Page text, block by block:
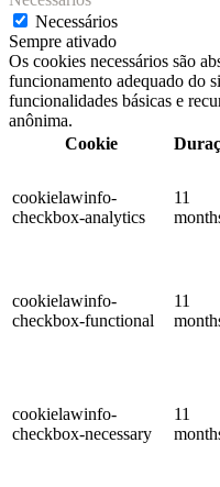
Necessários
Sempre ativado
Os cookies necessários são
funcionamento adequado do
funcionalidades básicas e
anônima.
Cookie
cookielawinfo-
checkbox-analytics
11
cookielawinfo-
checkbox-functional
11
cookielawinfo-
checkbox-necessary
11